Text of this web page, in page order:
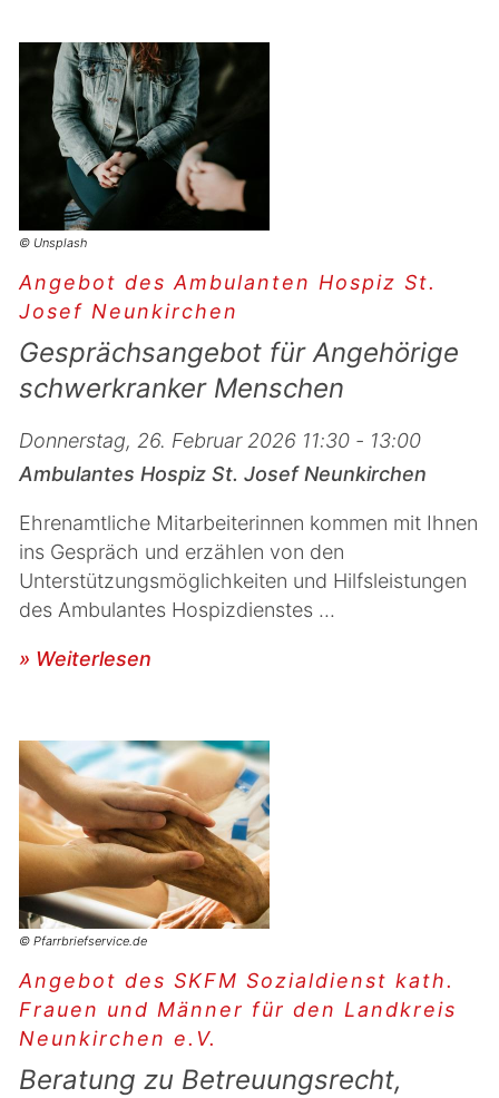
© Unsplash
Angebot des Ambulanten Hospiz St.
Josef Neunkirchen
Gesprächsangebot für Angehörige
schwerkranker Menschen
Donnerstag, 26. Februar 2026 11:30 - 13:00
Ambulantes Hospiz St. Josef Neunkirchen
Ehrenamtliche Mitarbeiterinnen kommen mit Ihnen
ins Gespräch und erzählen von den
Unterstützungsmöglichkeiten und Hilfsleistungen
des Ambulantes Hospizdienstes ...
» Weiterlesen
© Pfarrbriefservice.de
Angebot des SKFM Sozialdienst kath.
Frauen und Männer für den Landkreis
Neunkirchen e.V.
Beratung zu Betreuungsrecht,